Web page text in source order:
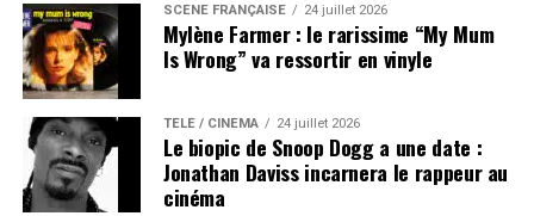
SCÈNE FRANÇAISE 24 juillet 2026
Mylène Farmer : le rarissime “My Mum
Is Wrong” va ressortir en vinyle
TÉLÉ / CINÉMA 24 juillet 2026
Le biopic de Snoop Dogg a une date :
Jonathan Daviss incarnera le rappeur au
cinéma